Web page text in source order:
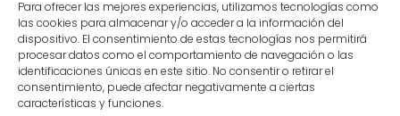
Para ofrecer las mejores experiencias, utilizamos tecnologías como
las cookies para almacenar y/o acceder a la información del
dispositivo. El consentimiento de estas tecnologías nos permitirá
procesar datos como el comportamiento de navegación o las
identificaciones únicas en este sitio. No consentir o retirar el
consentimiento, puede afectar negativamente a ciertas
características y funciones.
Todos los derechos reservados 2022.
Funciona con - Diseñado con el